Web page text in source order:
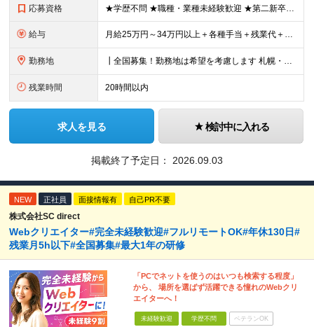
応募資格 ★学歴不問 ★職種・業種未経験歓迎 ★第二新卒歓迎 ＜こんな方にオススメ＞ ◎一つの商材ではなく、幅広い提案で勝負したい ◎成長企業でスケールの大きい仕事に挑戦したい ◎実力を評価されたい＆腰を据え
給与 月給25万円～34万円以上＋各種手当＋残業代＋賞与年2回 初年度想定年収：348万円～ ※経験・能力を考慮のうえ優遇します。 ※上記にはエリア給（10,000円～15,000円）、見込み残業代（20
勤務地 ┃全国募集！勤務地は希望を考慮します 札幌・仙台・東京・横浜・金沢・名古屋・大阪・京都・広島・福岡 募集 ※上記のほか、全国に拠点あり ※キャリアアップやキャリアシフトに伴う転勤も一部ありますが、基
残業時間 20時間以内
求人を見る 検討中に入れる
掲載終了予定日： 2026.09.03
NEW 正社員 面接情報有 自己PR不要
株式会社SC direct
Webクリエイター#完全未経験歓迎#フルリモートOK#年休130日#
残業月5h以下#全国募集#最大1年の研修
「PCでネットを使うのはいつも検索する程度」
から、 場所を選ばず活躍できる憧れのWebクリ
エイターへ！
未経験歓迎 学歴不問 ベテランOK